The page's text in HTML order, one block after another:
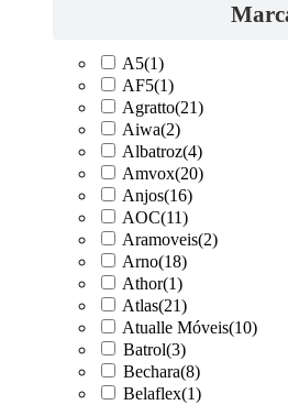
A5(1)
AF5(1)
Agratto(21)
Aiwa(2)
Albatroz(4)
Amvox(20)
Anjos(16)
AOC(11)
Aramoveis(2)
Arno(18)
Athor(1)
Atlas(21)
Atualle Móveis(10)
Batrol(3)
Bechara(8)
Belaflex(1)